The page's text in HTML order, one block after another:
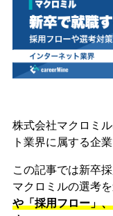
株式会社マクロミ
ト業界に属する企業
この記事では新卒
マクロミルの選考
や「採用フロー」